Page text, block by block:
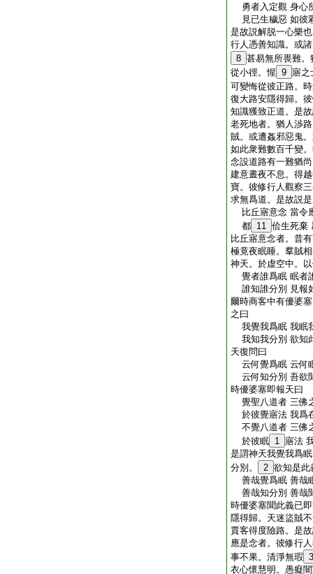
勇者入定觀 身心
見已生穢惡 如彼
是故説解脱一心樂
行人憑善知識。或
8 甚易無所畏難
從小徑。惺 9 寤之
可變悔從彼正路。
復大路安隱得歸。
知識獲致正道。是
老死地者。猶人渉
賊。或遭姦邪惡鬼
如此衆難數百千變
念設道路有一難猶
建意晝夜不息。得
寶。彼修行人觀察
求無爲道。是故説
比丘寤意念 當令
都 11 佮生死棄
比丘寤意念者。昔
極竟夜眠睡。羣賊
神天。於虚空中。
覺者誰爲眠 眠者
誰知誰分別 見報
爾時商客中有優婆
之曰
我覺我爲眠 我眠
我知我分別 欲知
天復問曰
云何覺爲眠 云何
云何知分別 吾欲
時優婆塞即報天曰
覺聖八道者 三佛
於彼覺寤法 我爲
不覺八道者 三佛
於彼眠 1 寤法
是謂神天我覺我爲
分別。
2 欲知是此
善哉覺爲眠 善哉
善哉知分別 善哉
時優婆塞聞此義已
隱得歸。天迷盜賊
賈客得度險路。是
應是念者。彼修行
事不果。清淨無瑕 3
衣心懷慧明。愚癡